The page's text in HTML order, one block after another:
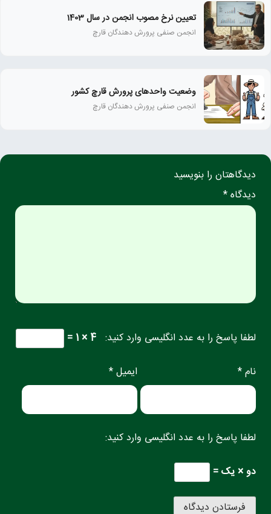
تعیین نرخ مصوب انجمن در سال 1403
انجمن صنفی پرورش دهندگان قارچ
وضعیت واحدهای پرورش قارچ کشور
انجمن صنفی پرورش دهندگان قارچ
دیدگاهتان را بنویسید
دیدگاه *
لطفا پاسخ را به عدد انگلیسی وارد کنید: 4 × 1 =
نام * ایمیل *
لطفا پاسخ را به عدد انگلیسی وارد کنید:
دو × یک =